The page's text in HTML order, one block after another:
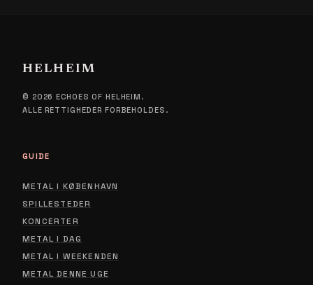
HELHEIM
© 2026 ECHOES OF HELHEIM.
ALLE RETTIGHEDER FORBEHOLDES.
GUIDE
METAL I KØBENHAVN
SPILLESTEDER
KONCERTER
METAL I DAG
METAL I WEEKENDEN
METAL DENNE UGE